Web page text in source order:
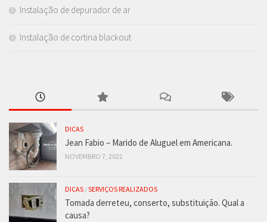
Instalação de depurador de ar
Instalação de cortina blackout
DICAS
Jean Fabio – Marido de Aluguel em Americana.
NOVEMBRO 7, 2022
DICAS /SERVIÇOS REALIZADOS
Tomada derreteu, conserto, substituição. Qual a
causa?